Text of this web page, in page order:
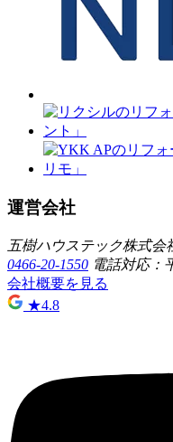
運営会社
五樹ハウステック株式会
0466-20-1550 電話対応：
会社概要を見る
★4.8